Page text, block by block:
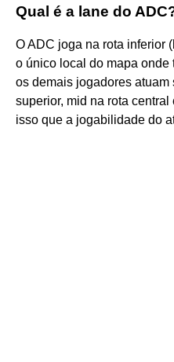
Qual é a lane do
O ADC joga na rota inferior
o único local do mapa
os demais jogadores atuam
superior, mid na rota
isso que a jogabilidade do